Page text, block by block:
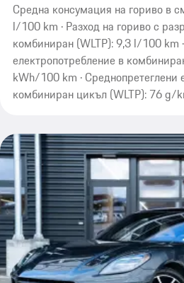
Средна консумация на гориво в
l/100 km · Разход на гориво с
комбиниран (WLTP): 9,3 l/100 km
електропотребление в
kWh/100 km · Среднопретеглени
комбиниран цикъл (WLTP): 76 g/